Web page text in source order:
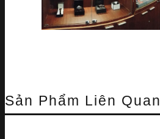
Sản Phẩm Liên Quan